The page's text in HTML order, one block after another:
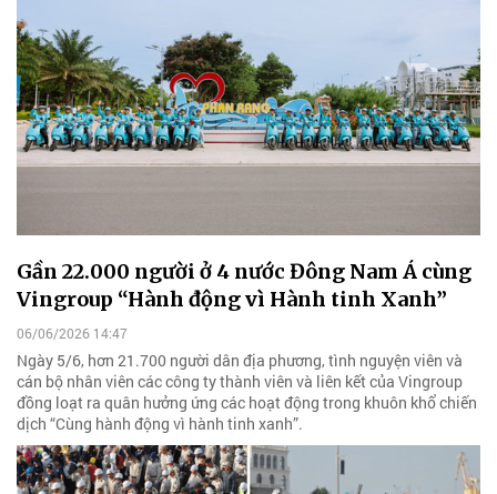
Gần 22.000 người ở 4 nước Đông Nam Á cùng
Vingroup “Hành động vì Hành tinh Xanh”
06/06/2026 14:47
Ngày 5/6, hơn 21.700 người dân địa phương, tình nguyện viên và
cán bộ nhân viên các công ty thành viên và liên kết của Vingroup
đồng loạt ra quân hưởng ứng các hoạt động trong khuôn khổ chiến
dịch “Cùng hành động vì hành tinh xanh”.